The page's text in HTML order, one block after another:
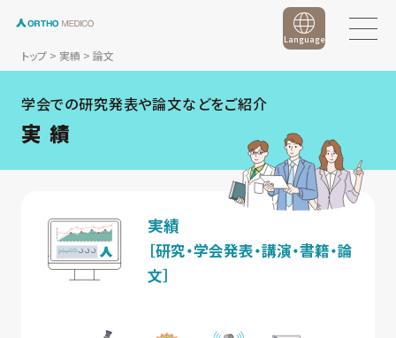
トップ> 実績 > 論文
Language
学会での研究発表や論文などをご紹介
実 績
実績
［研究・学会発表・講演・書籍・論
文］